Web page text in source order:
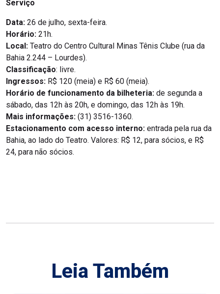
Serviço
Data: 26 de julho, sexta-feira.
Horário: 21h.
Local: Teatro do Centro Cultural Minas Tênis Clube (rua da
Bahia 2.244 – Lourdes).
Classificação: livre.
Ingressos: R$ 120 (meia) e R$ 60 (meia).
Horário de funcionamento da bilheteria: de segunda a
sábado, das 12h às 20h, e domingo, das 12h às 19h.
Mais informações: (31) 3516-1360.
Estacionamento com acesso interno: entrada pela rua da
Bahia, ao lado do Teatro. Valores: R$ 12, para sócios, e R$
24, para não sócios.
Leia Também